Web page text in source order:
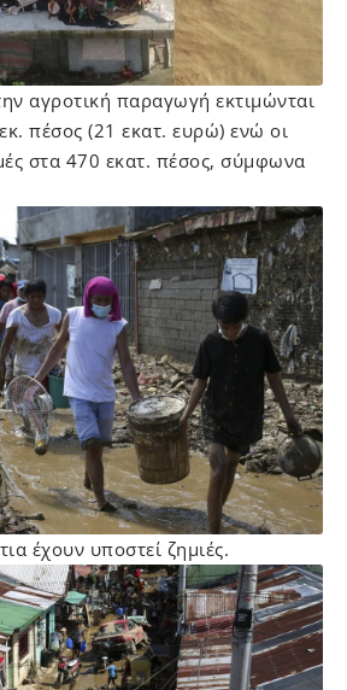
αγροτική παραγωγή εκτιμώνται
πέσος (21 εκατ. ευρώ) ενώ οι
στα 470 εκατ. πέσος, σύμφωνα
έχουν υποστεί ζημιές.